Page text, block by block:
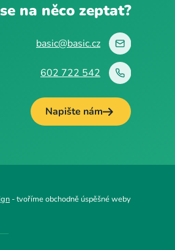
na něco zeptat?
basic@basic.cz
602 722 542
Napište nám
- tvoříme obchodně úspěšné weby